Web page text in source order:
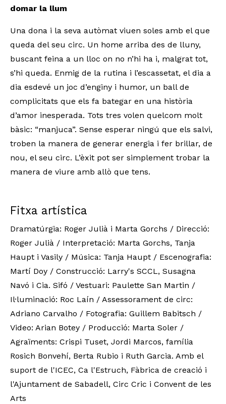
domar la llum
Una dona i la seva autòmat viuen soles amb el que
queda del seu circ. Un home arriba des de lluny,
buscant feina a un lloc on no n’hi ha i, malgrat tot,
s’hi queda. Enmig de la rutina i l’escassetat, el dia a
dia esdevé un joc d’enginy i humor, un ball de
complicitats que els fa bategar en una història
d’amor inesperada. Tots tres volen quelcom molt
bàsic: “manjuca”. Sense esperar ningú que els salvi,
troben la manera de generar energia i fer brillar, de
nou, el seu circ. L’èxit pot ser simplement trobar la
manera de viure amb allò que tens.
Fitxa artística
Dramatúrgia: Roger Julià i Marta Gorchs / Direcció:
Roger Julià / Interpretació: Marta Gorchs, Tanja
Haupt i Vasily / Música: Tanja Haupt / Escenografia:
Martí Doy / Construcció: Larry's SCCL, Susagna
Navó i Cia. Sifó / Vestuari: Paulette San Martin /
Il·luminació: Roc Laín / Assessorament de circ:
Adriano Carvalho / Fotografia: Guillem Babitsch /
Video: Arian Botey / Producció: Marta Soler /
Agraïments: Crispi Tuset, Jordi Marcos, família
Rosich Bonvehí, Berta Rubio i Ruth Garcia. Amb el
suport de l'ICEC, Ca l'Estruch, Fàbrica de creació i
l'Ajuntament de Sabadell, Circ Cric i Convent de les
Arts